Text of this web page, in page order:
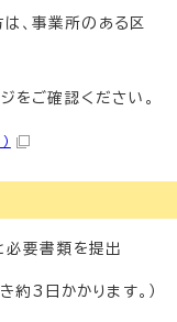
、事業所のある区
をご確認ください。
必要書類を提出
約3日かかります。）